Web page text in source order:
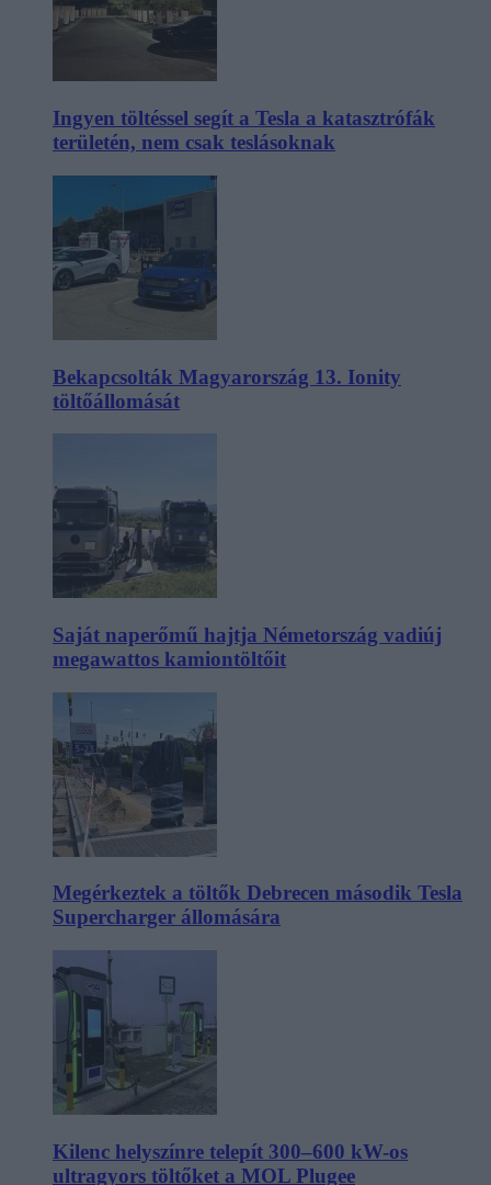
Ingyen töltéssel segít a Tesla a katasztrófák
területén, nem csak teslásoknak
Bekapcsolták Magyarország 13. Ionity
töltőállomását
Saját naperőmű hajtja Németország vadiúj
megawattos kamiontöltőit
Megérkeztek a töltők Debrecen második Tesla
Supercharger állomására
Kilenc helyszínre telepít 300–600 kW-os
ultragyors töltőket a MOL Plugee